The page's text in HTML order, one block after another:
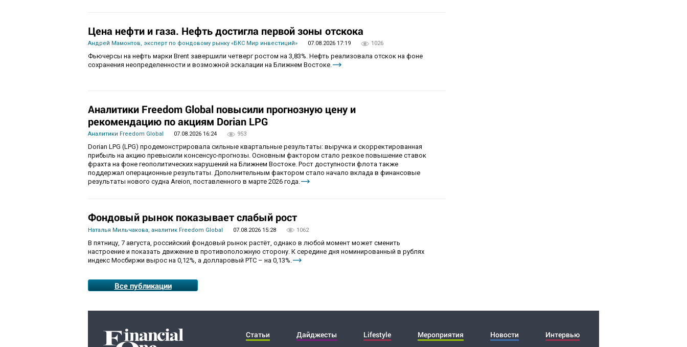
Цена нефти и газа. Нефть достигла первой зоны отскока
Андрей Мамонтов, эксперт по фондовому рынку «БКС Мир инвестиций» 07.08.2026 17:19 1026
Фьючерсы на нефть марки Brent завершили четверг ростом на 3,83%. Нефть реализовала отскок на фоне
сохранения неопределенности и возможной эскалации на Ближнем Востоке.
Аналитики Freedom Global повысили прогнозную цену и
рекомендацию по акциям Dorian LPG
Аналитики Freedom Global 07.08.2026 16:24 953
Dorian LPG (LPG) продемонстрировала сильные квартальные результаты: выручка и скорректированная
прибыль на акцию превысили консенсус-прогнозы. Основным фактором стало резкое повышение ставок
фрахта на фоне геополитических нарушений на Ближнем Востоке. Рост доступности флота также
поддержал операционные результаты. Дополнительным фактором стало начало вклада в финансовые
результаты нового судна Areion, поставленного в марте 2026 года.
Фондовый рынок показывает слабый рост
Наталья Мильчакова, аналитик Freedom Global 07.08.2026 15:28 1062
В пятницу, 7 августа, российский фондовый рынок растёт, однако в любой момент может сменить
настроение и показать движение в противоположную сторону. К середине дня номинированный в рублях
индекс Мосбиржи вырос на 0,12%, а долларовый РТС – на 0,13%.
Все публикации
Статьи Дайджесты Lifestyle Мероприятия Новости Интервью